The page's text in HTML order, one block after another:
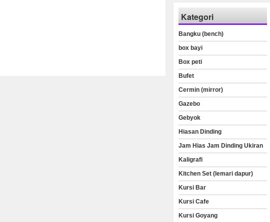
Kategori
Bangku (bench)
box bayi
Box peti
Bufet
Cermin (mirror)
Gazebo
Gebyok
Hiasan Dinding
Jam Hias Jam Dinding Ukiran
Kaligrafi
Kitchen Set (lemari dapur)
Kursi Bar
Kursi Cafe
Kursi Goyang